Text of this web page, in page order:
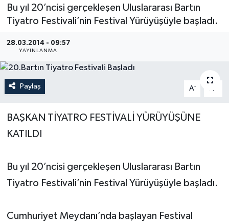
Bu yıl 20’ncisi gerçekleşen Uluslararası Bartın
Tiyatro Festivali’nin Festival Yürüyüşüyle başladı.
28.03.2014 - 09:57
YAYINLANMA
Paylaş A- A
BAŞKAN TİYATRO FESTİVALİ YÜRÜYÜŞÜNE
KATILDI
Bu yıl 20’ncisi gerçekleşen Uluslararası Bartın
Tiyatro Festivali’nin Festival Yürüyüşüyle başladı.
Cumhuriyet Meydanı’nda başlayan Festival
Medya
Sağlık
Sinema
Sivil Toplum
Siyaset